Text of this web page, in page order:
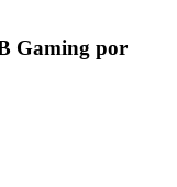
Gaming por